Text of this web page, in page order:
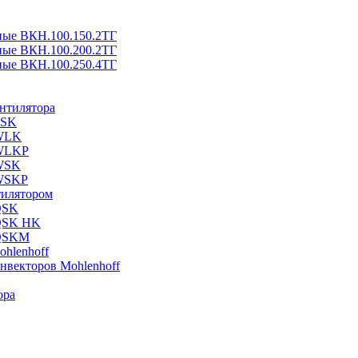
ВКН.100.150.2ТГ
ВКН.100.200.2ТГ
ВКН.100.250.4ТГ
HK
Mohlenhoff